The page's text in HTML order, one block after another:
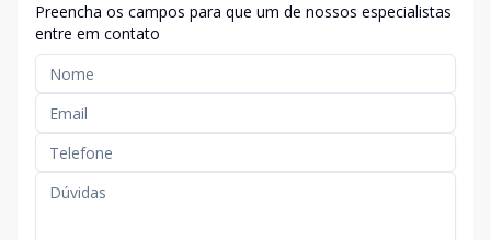
Preencha os campos para que um de nossos especialistas
entre em contato